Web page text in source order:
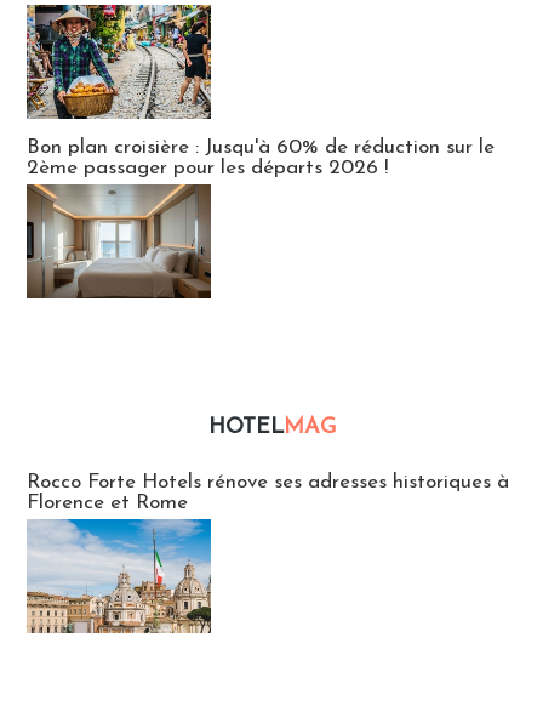
Bon plan croisière : Jusqu'à 60% de réduction sur le
2ème passager pour les départs 2026 !
HOTELMAG
Rocco Forte Hotels rénove ses adresses historiques à
Florence et Rome